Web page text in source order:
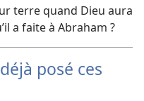
terre quand Dieu aura
a faite à Abraham ?
posé ces